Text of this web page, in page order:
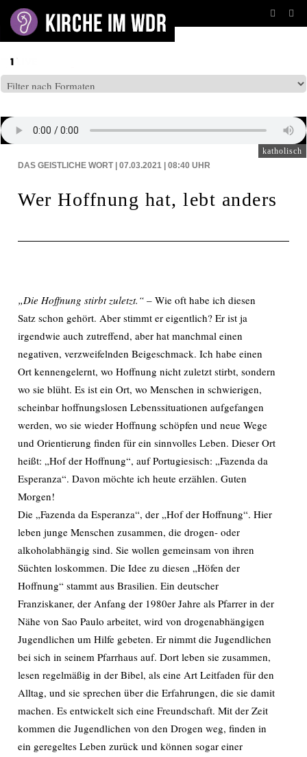
katholisch
DAS GEISTLICHE WORT | 07.03.2021 | 08:40 UHR
Wer Hoffnung hat, lebt anders
„Die Hoffnung stirbt zuletzt.“ – Wie oft habe ich diesen
Satz schon gehört. Aber stimmt er eigentlich? Er ist ja
irgendwie auch zutreffend, aber hat manchmal einen
negativen, verzweifelnden Beigeschmack. Ich habe einen
Ort kennengelernt, wo Hoffnung nicht zuletzt stirbt, sondern
wo sie blüht. Es ist ein Ort, wo Menschen in schwierigen,
scheinbar hoffnungslosen Lebenssituationen aufgefangen
werden, wo sie wieder Hoffnung schöpfen und neue Wege
und Orientierung finden für ein sinnvolles Leben. Dieser Ort
heißt: „Hof der Hoffnung“, auf Portugiesisch: „Fazenda da
Esperanza“. Davon möchte ich heute erzählen. Guten
Morgen!
Die „Fazenda da Esperanza“, der „Hof der Hoffnung“. Hier
leben junge Menschen zusammen, die drogen- oder
alkoholabhängig sind. Sie wollen gemeinsam von ihren
Süchten loskommen. Die Idee zu diesen „Höfen der
Hoffnung“ stammt aus Brasilien. Ein deutscher
Franziskaner, der Anfang der 1980er Jahre als Pfarrer in der
Nähe von Sao Paulo arbeitet, wird von drogenabhängigen
Jugendlichen um Hilfe gebeten. Er nimmt die Jugendlichen
bei sich in seinem Pfarrhaus auf. Dort leben sie zusammen,
lesen regelmäßig in der Bibel, als eine Art Leitfaden für den
Alltag, und sie sprechen über die Erfahrungen, die sie damit
machen. Es entwickelt sich eine Freundschaft. Mit der Zeit
kommen die Jugendlichen von den Drogen weg, finden in
ein geregeltes Leben zurück und können sogar einer